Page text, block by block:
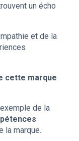
un écho
et de la
cette marque
de la
la marque.